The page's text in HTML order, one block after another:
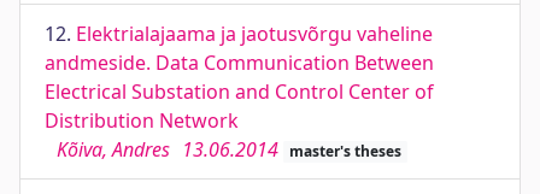
12. Elektrialajaama ja jaotusvõrgu vaheline
andmeside. Data Communication Between
Electrical Substation and Control Center of
Distribution Network
Kõiva, Andres 13.06.2014 master's theses